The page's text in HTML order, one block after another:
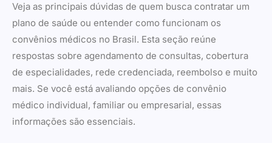
Veja as principais dúvidas de quem busca contratar um
plano de saúde ou entender como funcionam os
convênios médicos no Brasil. Esta seção reúne
respostas sobre agendamento de consultas, cobertura
de especialidades, rede credenciada, reembolso e muito
mais. Se você está avaliando opções de convênio
médico individual, familiar ou empresarial, essas
informações são essenciais.